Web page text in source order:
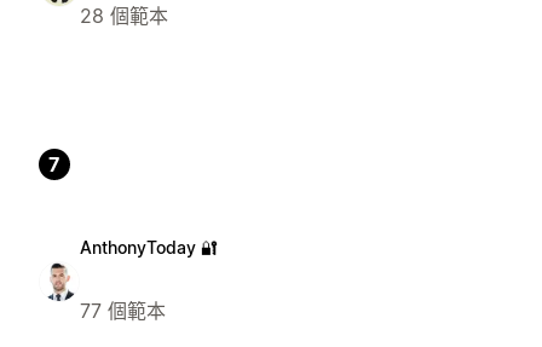
28 個範本
7
AnthonyToday 🔐
77 個範本